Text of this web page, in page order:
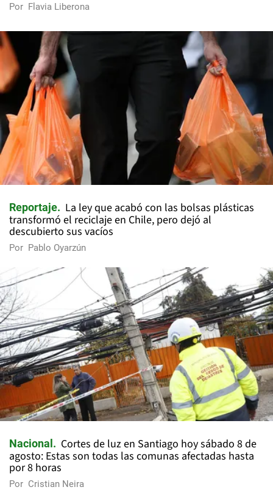
Por Flavia Liberona
Reportaje
La ley que acabó con las bolsas plásticas
transformó el reciclaje en Chile, pero dejó al
descubierto sus vacíos
Por Pablo Oyarzún
Nacional
Cortes de luz en Santiago hoy sábado 8 de
agosto: Estas son todas las comunas afectadas hasta
por 8 horas
Por Cristian Neira